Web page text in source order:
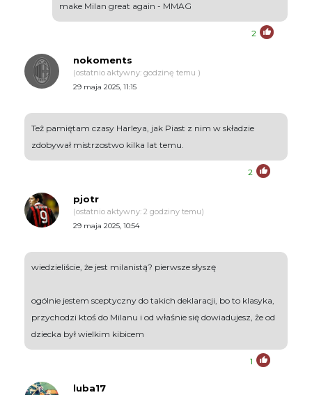
make Milan great again - MMAG
2
nokoments
(ostatnio aktywny: godzinę temu )
29 maja 2025, 11:15
Też pamiętam czasy Harleya, jak Piast z nim w składzie
zdobywał mistrzostwo kilka lat temu.
2
pjotr
(ostatnio aktywny: 2 godziny temu)
29 maja 2025, 10:54
wiedzieliście, że jest milanistą? pierwsze słyszę
ogólnie jestem sceptyczny do takich deklaracji, bo to klasyka,
przychodzi ktoś do Milanu i od właśnie się dowiadujesz, że od
dziecka był wielkim kibicem
1
luba17